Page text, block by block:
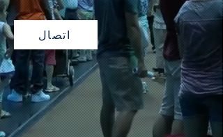
اتصال